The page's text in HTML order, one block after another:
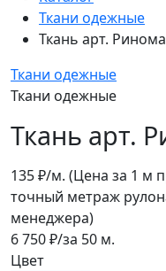
Ткани одежные
Ткань арт.
Ткани одежные
Ткани одежные
Ткань арт.
135₽/м. (Цена за 1 м
точный метраж
менеджера)
6 750₽/за 50 м.
Цвет